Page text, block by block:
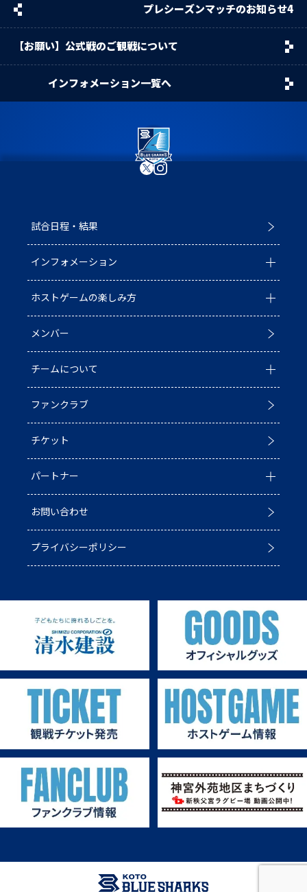
プレシーズンマッチのお知らせ4
【お願い】公式戦のご観戦について
インフォメーション一覧へ
試合日程・結果
インフォメーション
全ての記事
イベント
お知らせ
試合情報
普及活動
ACADEMY
ホストゲームの楽しみ方
ホストゲームについて
D1/D2入替戦
ホストゲーム最終
第6戦ホストゲーム
青鮫祭り2026
第4戦ホストゲーム
第3戦ホストゲーム
第1戦ホストゲーム
メンバー
チームについて
チーム情報
チームの歴史
ホストのご案内
ファンクラブ
チケット
パートナー
パートナー一覧
パートナー募集
お問い合わせ
プライバシーポリシー